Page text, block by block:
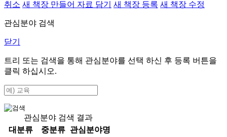
취소 새 책장 만들어 자료 담기 새 책장 등록 새 책장 수정
관심분야 검색
닫기
트리 또는 검색을 통해 관심분야를 선택 하신 후 등록 버튼을
클릭 하십시오.
관심분야 검색 결과
대분류
중분류
관심분야명